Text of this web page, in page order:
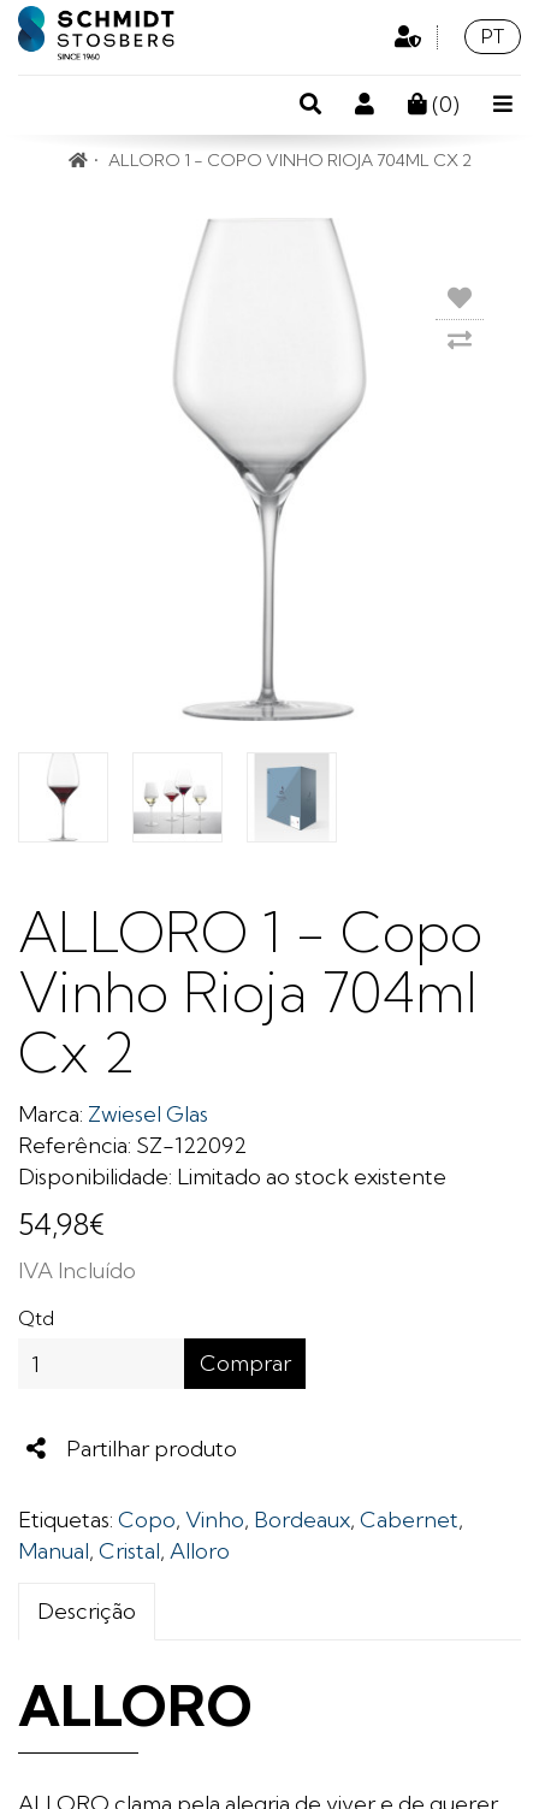
Área
Profissional
PT
PesquisaConta
cliente
(0)
ALLORO 1 - COPO VINHO RIOJA 704ML CX 2
ALLORO 1 - Copo
Vinho Rioja 704ml
Cx 2
Marca: Zwiesel Glas
Referência: SZ-122092
Disponibilidade: Limitado ao stock existente
54,98€
IVA Incluído
Qtd
Comprar
Share
Partilhar produto
Etiquetas: Copo, Vinho, Bordeaux, Cabernet,
Manual, Cristal, Alloro
Descrição
ALLORO